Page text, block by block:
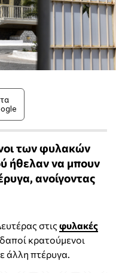
των φυλακών
ήθελαν να μπουν
ανοίγοντας
στις φυλακές
κρατούμενοι
άλλη πτέρυγα.